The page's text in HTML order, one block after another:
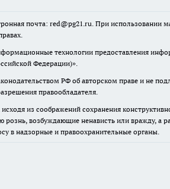
почта: red@pg21.ru. При использовании
технологии предоставления
Федерации)».
РФ об авторском праве и не
правообладателя.
из соображений сохранения
возбуждающие ненависть или вражду, а
в надзорные и правоохранительные органы.